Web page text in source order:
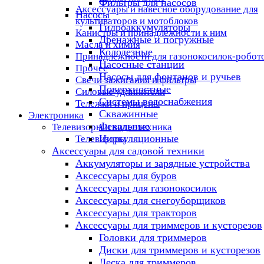
Аксессуары и навесное оборудование для
культиваторов и мотоблоков
Канистры и принадлежности к ним
Масла и химия
Принадлежности для газонокосилок-
Прочее
Свечи зажигания и фильтры
Силовые удлинители
Тележки и прицепы
Электроника
Телевизоры и видеотехника
Телевизоры
Фильтры для насосов
Насосы
Гидроаккумуляторы
Дренажные и погружные
Колодезные
Насосные станции
Насосы для фонтанов и ручьев
Поверхностные
Системы водоснабжения
Скважинные
Фекальные
Циркуляционные
Аксессуары для садовой техники
Аккумуляторы и зарядные устройства
Аксессуары для буров
Аксессуары для газонокосилок
Аксессуары для снегоуборщиков
Аксессуары для тракторов
Аксессуары для триммеров и кусторезов
Головки для триммеров
Диски для триммеров и кусторезов